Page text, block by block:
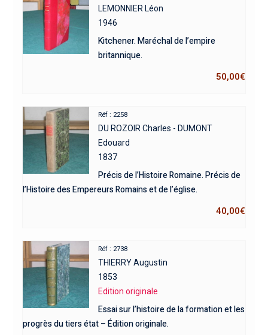
LEMONNIER Léon
1946
Kitchener. Maréchal de l’empire
britannique.
50,00€
Réf : 2258
DU ROZOIR Charles - DUMONT
Edouard
1837
Précis de l’Histoire Romaine. Précis de
l’Histoire des Empereurs Romains et de l’église.
40,00€
Réf : 2738
THIERRY Augustin
1853
Edition originale
Essai sur l’histoire de la formation et les
progrès du tiers état – Édition originale.